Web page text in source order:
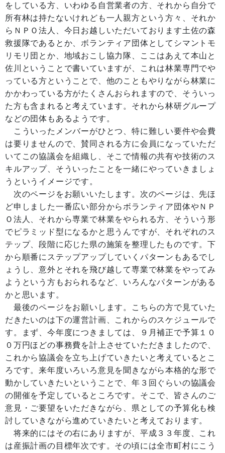
をしている方、いわゆる自営業者の方、それから自分で
所有林は持たないけれども一人親方という方々、それか
らＮＰＯ法人、今日お越しいただいております土佐の森
救援隊であるとか、ボランティア団体としてシマントモ
リモリ団とか、地域おこし協力隊、ここはあえて本山と
佐川ということで書いていますが、これは林業専門でや
っている方ということで、他のこともやりながら林業に
かかわっている方がたくさんおられますので、そういっ
た方も含まれると考えています。それから林研グループ
などの団体もあるようです。
こういったメンバーがひとつ、特に難しい要件や会費
は要りませんので、賛同される方に会員になっていただ
いてこの協議会を組織し、そこで情報の共有や技術のス
キルアップ、そういったことを一緒にやっていきましょ
うというイメージです。
次のページをお願いいたします。次のページは、先ほ
ど申しました一番広い部分からボランティア団体やＮＰ
Ｏ法人、それから専業で林業をやられる方、そういう形
でピラミッド型になるかと思うんですが、それぞれのス
テップ、段階に応じた県の施策を整理したものです。下
から順番にステップアップしていくパターンもあるでし
ょうし、意外とそれを飛び越して専業で林業をやってみ
ようという方もおられるなど、いろんなパターンがある
かと思います。
最後のページをお願いします。こちらの方で見ていた
だきたいのは下の運営計画、これからのスケジュールで
す。まず、今年度につきましては、９月補正で予算１０
０万円ほどの事務費を計上させていただきましたので、
これから協議会を立ち上げていきたいと考えているとこ
ろです。来年度いろいろ意見を聞きながら本格的な形で
動かしていきたいということで、年３回ぐらいの協議会
の開催を予定しているところです。そこで、皆さんのご
意見・ご要望をいただきながら、県としての予算化も検
討していきながら進めていきたいと考えております。
将来的にはその右にありますが、平成３３年度、これ
は産振計画の目標年次です。その頃には全市町村にこう